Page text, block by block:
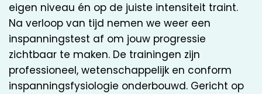
eigen niveau én op de juiste intensiteit traint.
Na verloop van tijd nemen we weer een
inspanningstest af om jouw progressie
zichtbaar te maken. De trainingen zijn
professioneel, wetenschappelijk en conform
inspanningsfysiologie onderbouwd. Gericht op